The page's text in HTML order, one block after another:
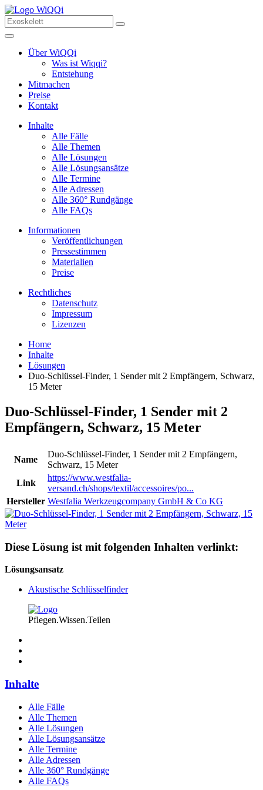
Über WiQQi
Was ist Wiqqi?
Entstehung
Mitmachen
Preise
Kontakt
Inhalte
Alle Fälle
Alle Themen
Alle Lösungen
Alle Lösungsansätze
Alle Termine
Alle Adressen
Alle 360° Rundgänge
Alle FAQs
Informationen
Veröffentlichungen
Pressestimmen
Materialien
Preise
Rechtliches
Datenschutz
Impressum
Lizenzen
Home
Inhalte
Lösungen
Duo-Schlüssel-Finder, 1 Sender mit 2 Empfängern, Schwarz,
15 Meter
Duo-Schlüssel-Finder, 1 Sender mit 2
Empfängern, Schwarz, 15 Meter
Name
Duo-Schlüssel-Finder, 1 Sender mit 2 Empfängern,
Schwarz, 15 Meter
Link
https://www.westfalia-
versand.ch/shops/textil/accessoires/po...
Hersteller Westfalia Werkzeugcompany GmbH & Co KG
Diese Lösung ist mit folgenden Inhalten verlinkt:
Lösungsansatz
Akustische Schlüsselfinder
Pflegen.Wissen.Teilen
Inhalte
Alle Fälle
Alle Themen
Alle Lösungen
Alle Lösungsansätze
Alle Termine
Alle Adressen
Alle 360° Rundgänge
Alle FAQs